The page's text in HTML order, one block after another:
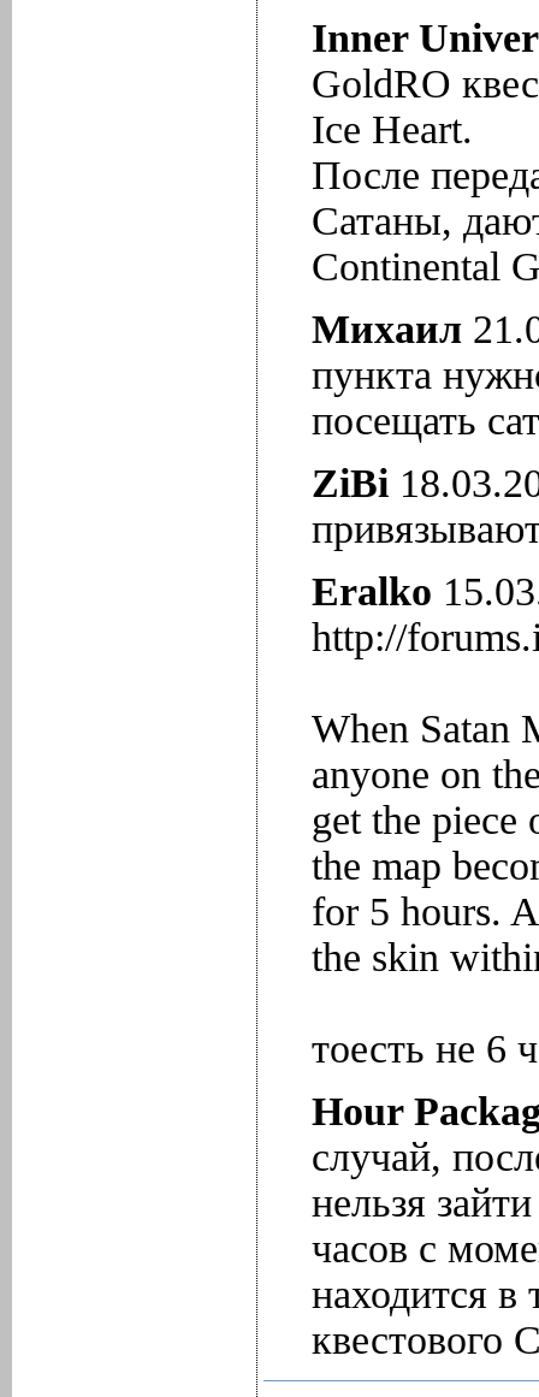
Inner
GoldRO
Ice Heart.
После
Сатаны,
Continental
Михаил
пункта
посещать
ZiBi
Eralko
http://
When Satan
anyone on
get the piece
the map
for 5 hours.
the skin
тоесть не 6
Hour
случай,
нельзя
часов с
находится в
квестового